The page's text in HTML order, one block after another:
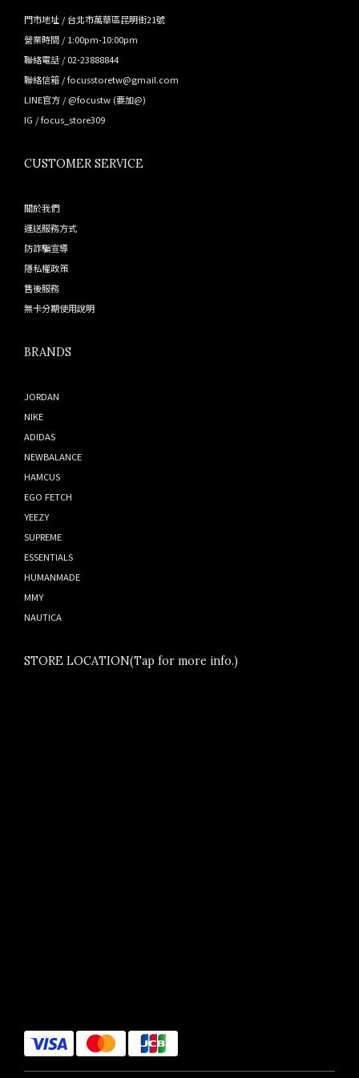
門市地址 / 台北市萬華區昆明街21號
營業時間 / 1:00pm-10:00pm
聯絡電話 / 02-23888844
聯絡信箱 / focusstoretw@gmail.com
LINE官方 / @focustw (要加@)
IG /focus_store309
CUSTOMER SERVICE
關於我們
運送服務方式
防詐騙宣導
隱私權政策
售後服務
無卡分期使用說明
BRANDS
JORDAN
NIKE
ADIDAS
NEWBALANCE
HAMCUS
EGO FETCH
YEEZY
SUPREME
ESSENTIALS
HUMANMADE
MMY
NAUTICA
STORE LOCATION(Tap for more info.)